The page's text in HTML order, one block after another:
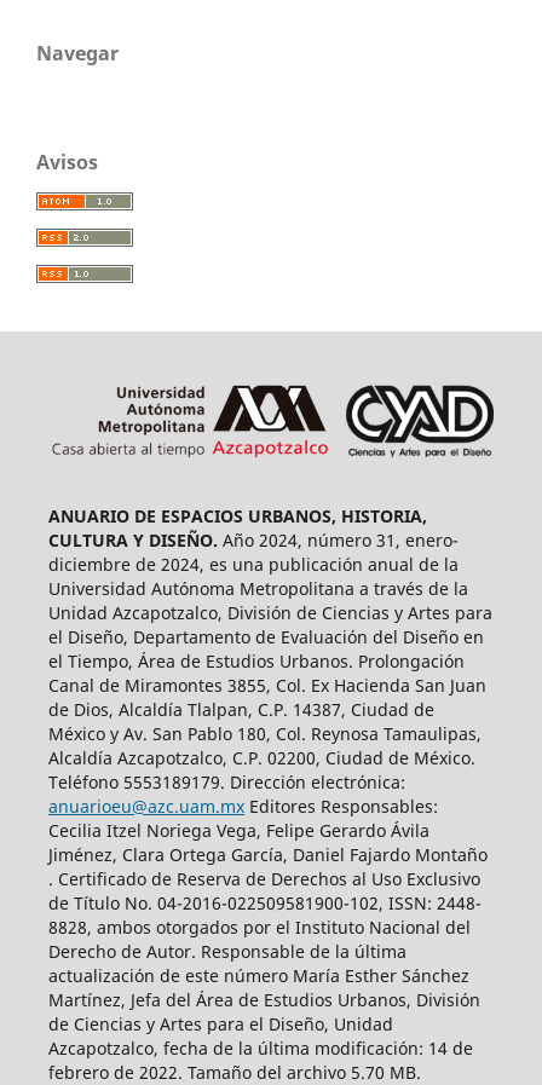
Navegar
Avisos
ANUARIO DE ESPACIOS URBANOS, HISTORIA,
CULTURA Y DISEÑO. Año 2024, número 31, enero-
diciembre de 2024, es una publicación anual de la
Universidad Autónoma Metropolitana a través de la
Unidad Azcapotzalco, División de Ciencias y Artes para
el Diseño, Departamento de Evaluación del Diseño en
el Tiempo, Área de Estudios Urbanos. Prolongación
Canal de Miramontes 3855, Col. Ex Hacienda San Juan
de Dios, Alcaldía Tlalpan, C.P. 14387, Ciudad de
México y Av. San Pablo 180, Col. Reynosa Tamaulipas,
Alcaldía Azcapotzalco, C.P. 02200, Ciudad de México.
Teléfono 5553189179. Dirección electrónica:
anuarioeu@azc.uam.mxEditores Responsables:
Cecilia Itzel Noriega Vega, Felipe Gerardo Ávila
Jiménez, Clara Ortega García, Daniel Fajardo Montaño
. Certificado de Reserva de Derechos al Uso Exclusivo
de Título No. 04-2016-022509581900-102, ISSN: 2448-
8828, ambos otorgados por el Instituto Nacional del
Derecho de Autor. Responsable de la última
actualización de este número María Esther Sánchez
Martínez, Jefa del Área de Estudios Urbanos, División
de Ciencias y Artes para el Diseño, Unidad
Azcapotzalco, fecha de la última modificación: 14 de
febrero de 2022. Tamaño del archivo 5.70 MB.